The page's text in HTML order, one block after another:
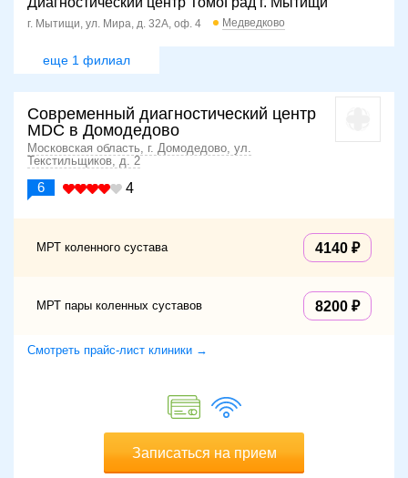
г. Мытищи, ул. Мира, д. 32А, оф. 4 Медведково
еще 1 филиал
Современный диагностический центр
MDC в Домодедово
Московская область, г. Домодедово, ул.
Текстильщиков, д. 2
6 4
МРТ коленного сустава 4140
МРТ пары коленных суставов 8200
Смотреть прайс-лист клиники →
Записаться на прием